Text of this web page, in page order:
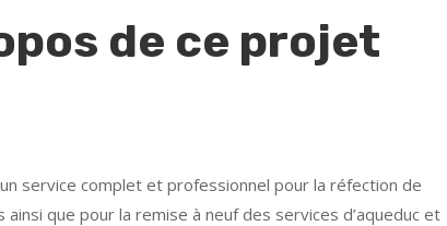
de ce projet
service complet et professionnel pour la réfection de
ainsi que pour la remise à neuf des services d’aqueduc et